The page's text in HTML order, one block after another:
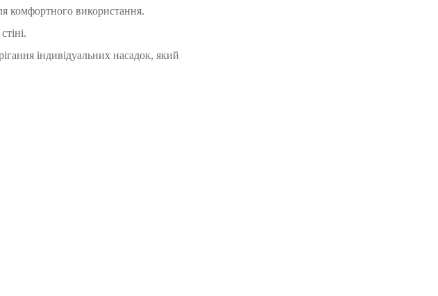
комфортного використання.
індивідуальних насадок, який